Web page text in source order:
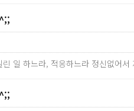
일 하느라, 적응하느라 정신없어